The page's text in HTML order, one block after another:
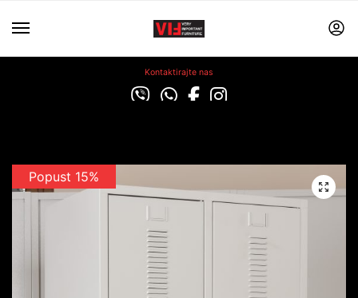
Kontaktirajte nas
Popust 15%